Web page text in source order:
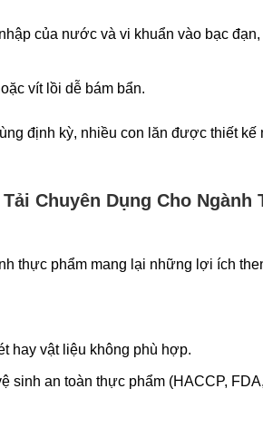
của nước và vi khuẩn vào bạc đạn,
vít lồi dễ bám bẩn.
định kỳ, nhiều con lăn được thiết kế
Chuyên Dụng Cho Ngành
thực phẩm mang lại những lợi ích
hay vật liệu không phù hợp.
sinh an toàn thực phẩm (HACCP, FDA,